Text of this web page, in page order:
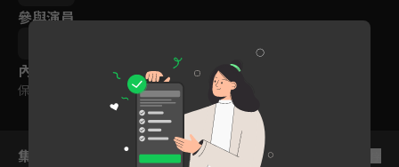
參與演員
內容標籤
保護級
集數列表